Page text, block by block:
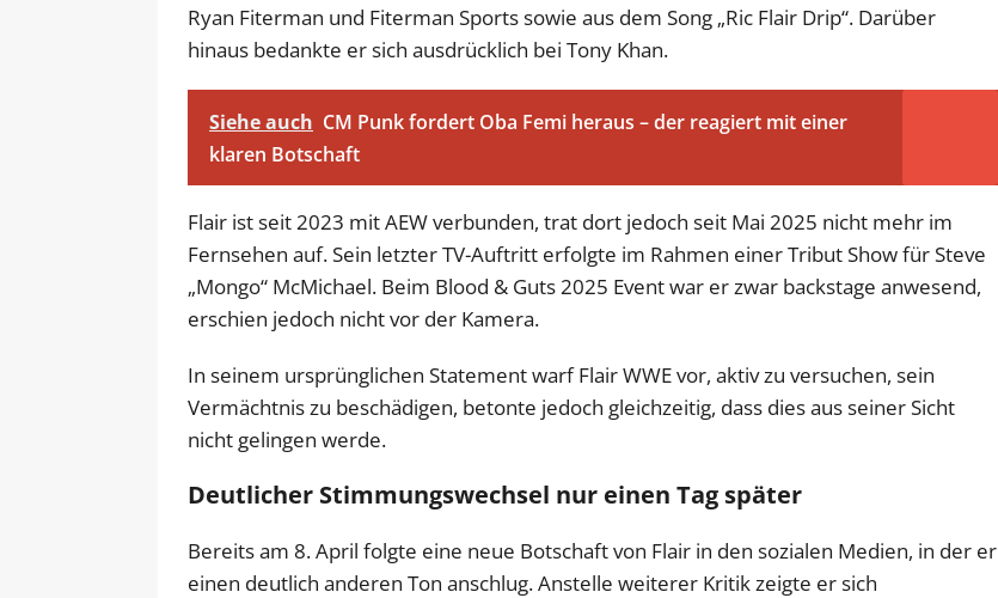
Ryan Fiterman und Fiterman Sports sowie aus dem Song „Ric Flair Drip“. Darüber
hinaus bedankte er sich ausdrücklich bei Tony Khan.
Siehe auch CM Punk fordert Oba Femi heraus – der reagiert mit einer
klaren Botschaft
Flair ist seit 2023 mit AEW verbunden, trat dort jedoch seit Mai 2025 nicht mehr im
Fernsehen auf. Sein letzter TV-Auftritt erfolgte im Rahmen einer Tribut Show für Steve
„Mongo“ McMichael. Beim Blood & Guts 2025 Event war er zwar backstage anwesend,
erschien jedoch nicht vor der Kamera.
In seinem ursprünglichen Statement warf Flair WWE vor, aktiv zu versuchen, sein
Vermächtnis zu beschädigen, betonte jedoch gleichzeitig, dass dies aus seiner Sicht
nicht gelingen werde.
Deutlicher Stimmungswechsel nur einen Tag später
Bereits am 8. April folgte eine neue Botschaft von Flair in den sozialen Medien, in der er
einen deutlich anderen Ton anschlug. Anstelle weiterer Kritik zeigte er sich